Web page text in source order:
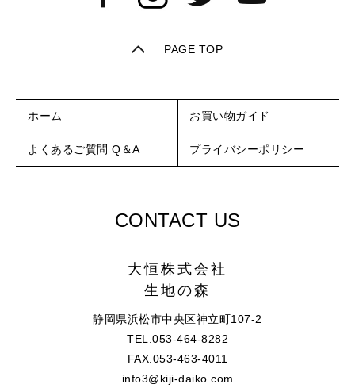
PAGE TOP
ホーム お買い物ガイド
よくあるご質問 Q＆A プライバシーポリシー
CONTACT US
大恒株式会社
生地の森
静岡県浜松市中央区神立町107-2
TEL.053-464-8282
FAX.053-463-4011
info3@kiji-daiko.com